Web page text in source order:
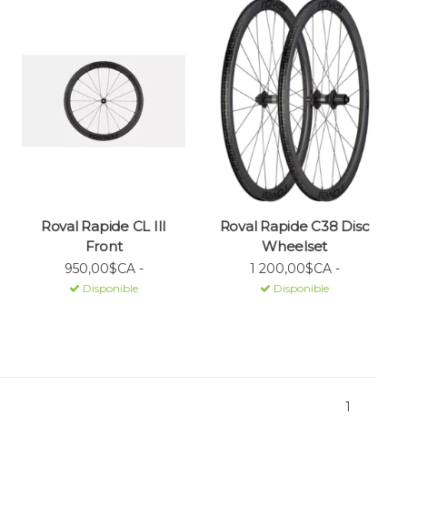
Roval Rapide CL III
Front
950,00$CA -
Disponible
Roval Rapide C38 Disc
Wheelset
1 200,00$CA -
Disponible
1